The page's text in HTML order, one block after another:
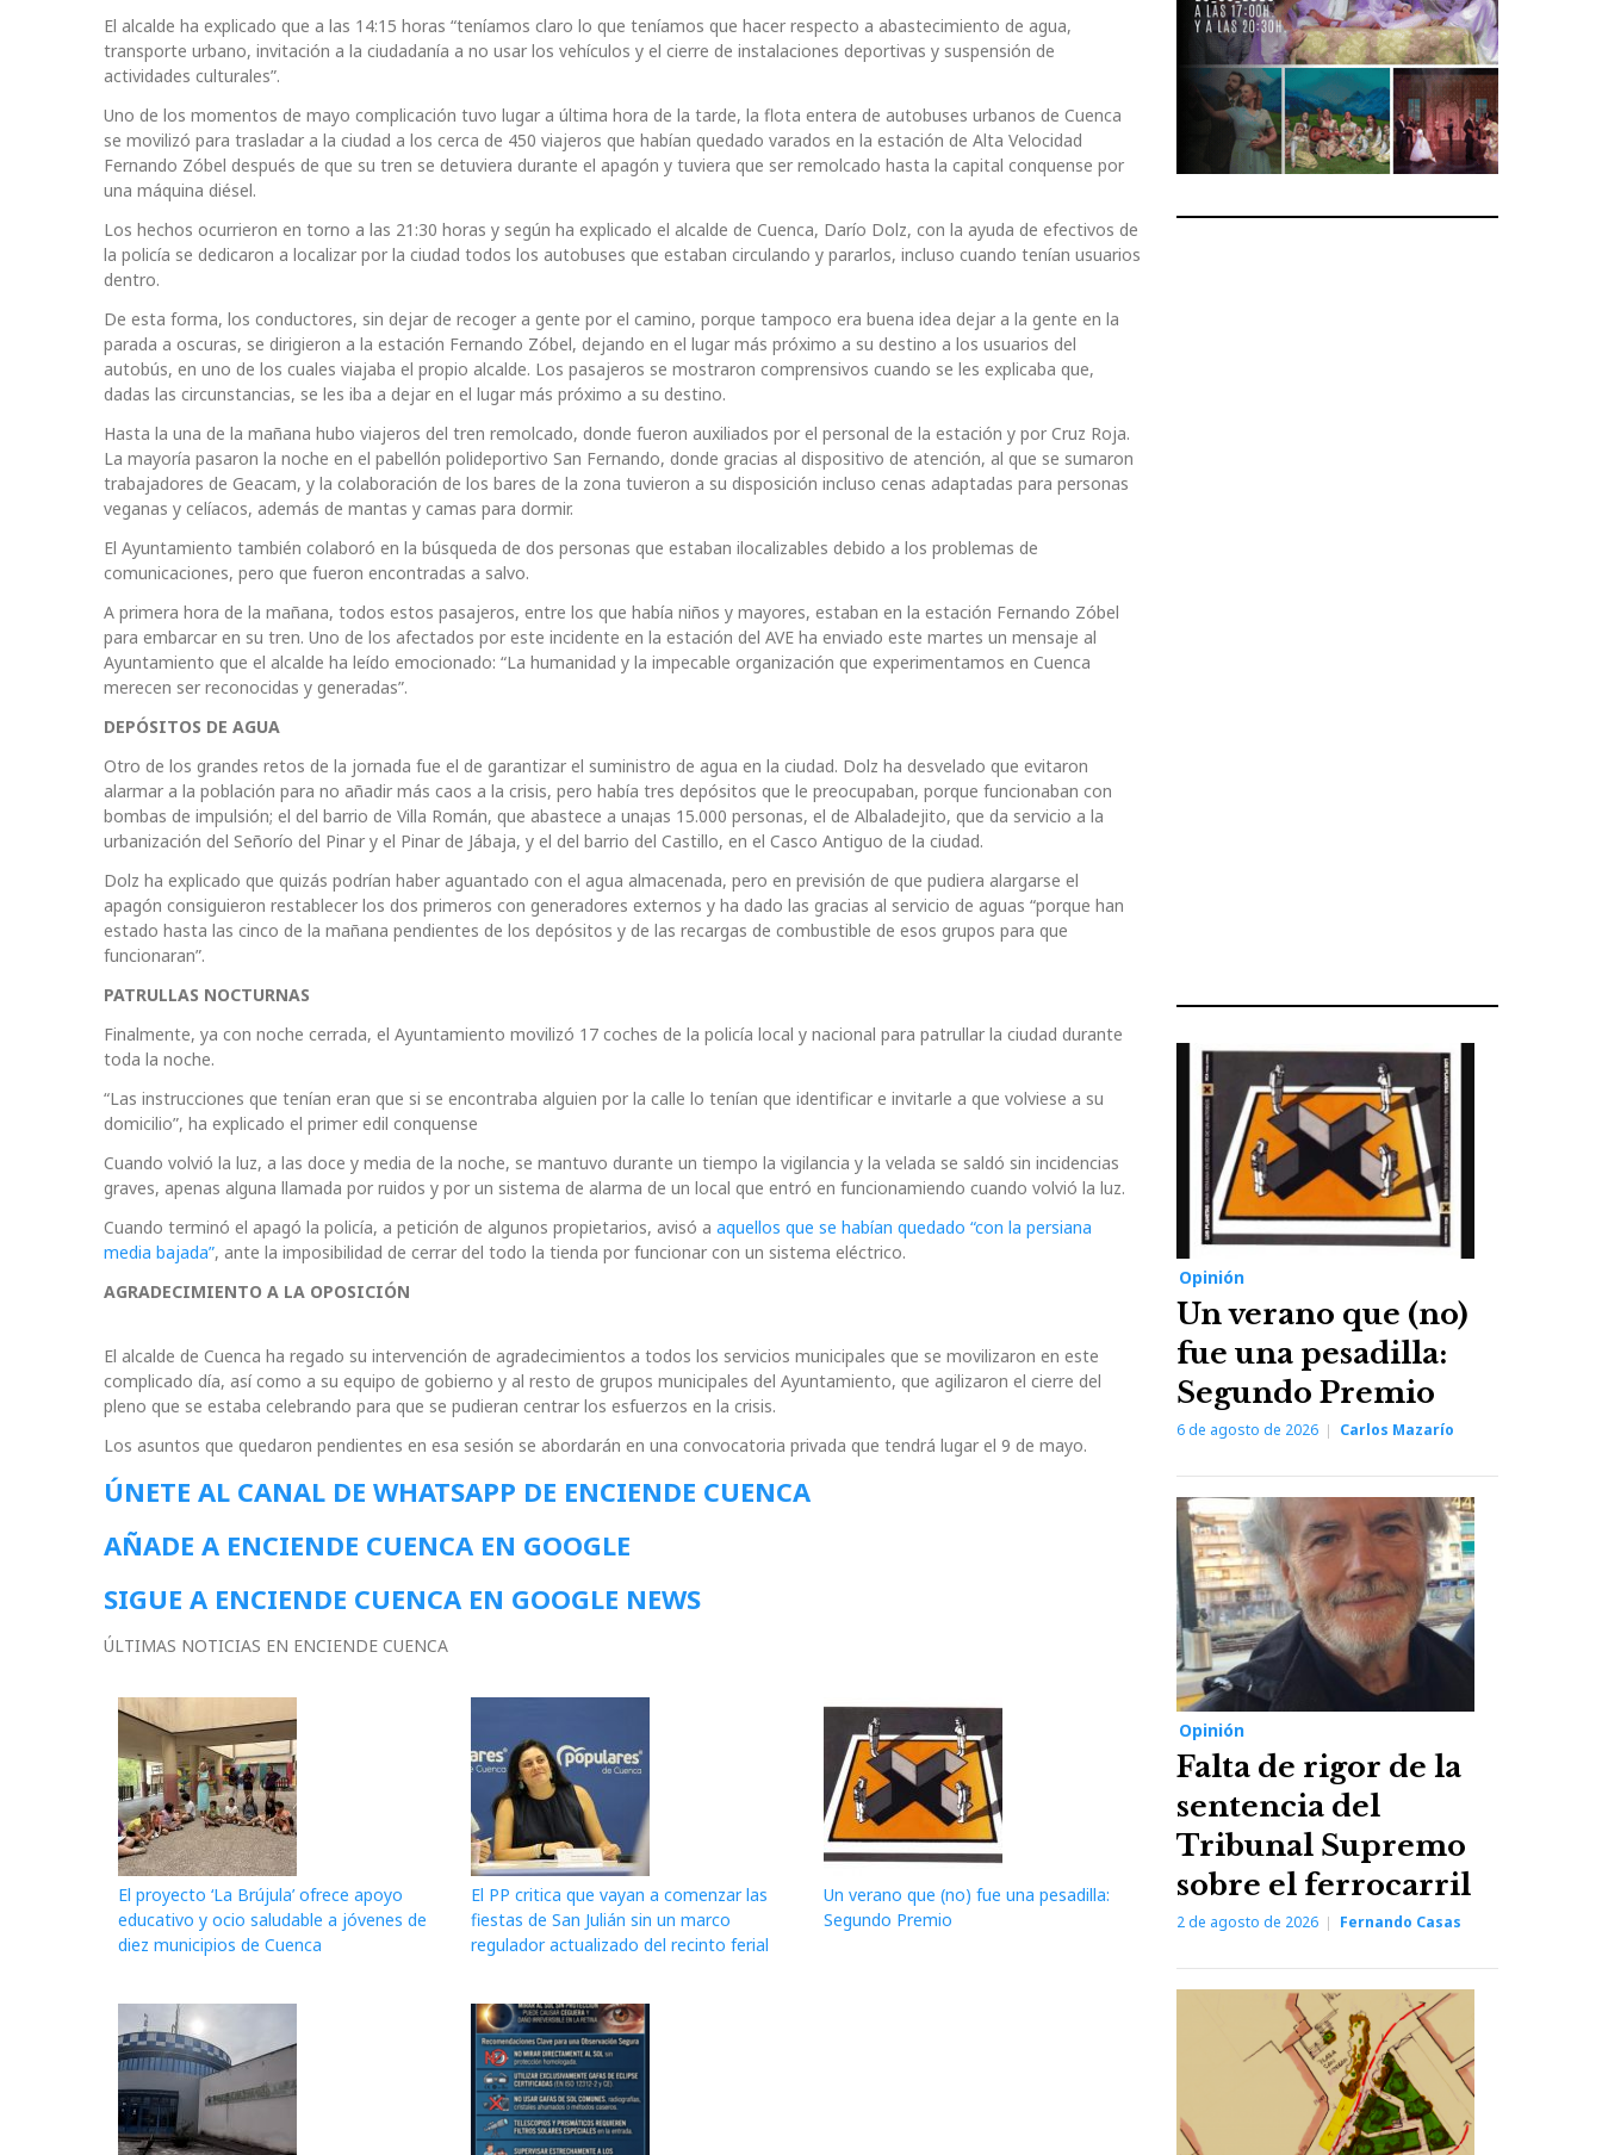
El alcalde ha explicado que a las 14:15 horas “teníamos claro lo que teníamos que hacer respecto a abastecimiento de agua,
transporte urbano, invitación a la ciudadanía a no usar los vehículos y el cierre de instalaciones deportivas y suspensión de
actividades culturales”.
Uno de los momentos de mayo complicación tuvo lugar a última hora de la tarde, la flota entera de autobuses urbanos de Cuenca
se movilizó para trasladar a la ciudad a los cerca de 450 viajeros que habían quedado varados en la estación de Alta Velocidad
Fernando Zóbel después de que su tren se detuviera durante el apagón y tuviera que ser remolcado hasta la capital conquense por
una máquina diésel.
Los hechos ocurrieron en torno a las 21:30 horas y según ha explicado el alcalde de Cuenca, Darío Dolz, con la ayuda de efectivos de
la policía se dedicaron a localizar por la ciudad todos los autobuses que estaban circulando y pararlos, incluso cuando tenían usuarios
dentro.
De esta forma, los conductores, sin dejar de recoger a gente por el camino, porque tampoco era buena idea dejar a la gente en la
parada a oscuras, se dirigieron a la estación Fernando Zóbel, dejando en el lugar más próximo a su destino a los usuarios del
autobús, en uno de los cuales viajaba el propio alcalde. Los pasajeros se mostraron comprensivos cuando se les explicaba que,
dadas las circunstancias, se les iba a dejar en el lugar más próximo a su destino.
Hasta la una de la mañana hubo viajeros del tren remolcado, donde fueron auxiliados por el personal de la estación y por Cruz Roja.
La mayoría pasaron la noche en el pabellón polideportivo San Fernando, donde gracias al dispositivo de atención, al que se sumaron
trabajadores de Geacam, y la colaboración de los bares de la zona tuvieron a su disposición incluso cenas adaptadas para personas
veganas y celíacos, además de mantas y camas para dormir.
El Ayuntamiento también colaboró en la búsqueda de dos personas que estaban ilocalizables debido a los problemas de
comunicaciones, pero que fueron encontradas a salvo.
A primera hora de la mañana, todos estos pasajeros, entre los que había niños y mayores, estaban en la estación Fernando Zóbel
para embarcar en su tren. Uno de los afectados por este incidente en la estación del AVE ha enviado este martes un mensaje al
Ayuntamiento que el alcalde ha leído emocionado: “La humanidad y la impecable organización que experimentamos en Cuenca
merecen ser reconocidas y generadas”.
DEPÓSITOS DE AGUA
Otro de los grandes retos de la jornada fue el de garantizar el suministro de agua en la ciudad. Dolz ha desvelado que evitaron
alarmar a la población para no añadir más caos a la crisis, pero había tres depósitos que le preocupaban, porque funcionaban con
bombas de impulsión; el del barrio de Villa Román, que abastece a una¡as 15.000 personas, el de Albaladejito, que da servicio a la
urbanización del Señorío del Pinar y el Pinar de Jábaja, y el del barrio del Castillo, en el Casco Antiguo de la ciudad.
Dolz ha explicado que quizás podrían haber aguantado con el agua almacenada, pero en previsión de que pudiera alargarse el
apagón consiguieron restablecer los dos primeros con generadores externos y ha dado las gracias al servicio de aguas “porque han
estado hasta las cinco de la mañana pendientes de los depósitos y de las recargas de combustible de esos grupos para que
funcionaran”.
PATRULLAS NOCTURNAS
Finalmente, ya con noche cerrada, el Ayuntamiento movilizó 17 coches de la policía local y nacional para patrullar la ciudad durante
toda la noche.
“Las instrucciones que tenían eran que si se encontraba alguien por la calle lo tenían que identificar e invitarle a que volviese a su
domicilio”, ha explicado el primer edil conquense
Cuando volvió la luz, a las doce y media de la noche, se mantuvo durante un tiempo la vigilancia y la velada se saldó sin incidencias
graves, apenas alguna llamada por ruidos y por un sistema de alarma de un local que entró en funcionamiendo cuando volvió la luz.
Cuando terminó el apagó la policía, a petición de algunos propietarios, avisó a aquellos que se habían quedado “con la persiana
media bajada”, ante la imposibilidad de cerrar del todo la tienda por funcionar con un sistema eléctrico.
AGRADECIMIENTO A LA OPOSICIÓN
El alcalde de Cuenca ha regado su intervención de agradecimientos a todos los servicios municipales que se movilizaron en este
complicado día, así como a su equipo de gobierno y al resto de grupos municipales del Ayuntamiento, que agilizaron el cierre del
pleno que se estaba celebrando para que se pudieran centrar los esfuerzos en la crisis.
Los asuntos que quedaron pendientes en esa sesión se abordarán en una convocatoria privada que tendrá lugar el 9 de mayo.
ÚNETE AL CANAL DE WHATSAPP DE ENCIENDE CUENCA
AÑADE A ENCIENDE CUENCA EN GOOGLE
SIGUE A ENCIENDE CUENCA EN GOOGLE NEWS
ÚLTIMAS NOTICIAS EN ENCIENDE CUENCA
El proyecto ‘La Brújula’ ofrece apoyo
educativo y ocio saludable a jóvenes de
diez municipios de Cuenca
El PP critica que vayan a comenzar las
fiestas de San Julián sin un marco
regulador actualizado del recinto ferial
Un verano que (no) fue una pesadilla:
Segundo Premio
Opinión
Un verano que (no)
fue una pesadilla:
Segundo Premio
6 de agosto de 2026 Carlos Mazarío
Opinión
Falta de rigor de la
sentencia del
Tribunal Supremo
sobre el ferrocarril
2 de agosto de 2026 Fernando Casas